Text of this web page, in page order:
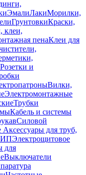
ЭмалиЛакиМорилки,
ГрунтовкиКраски,
клеи,
пенаКлеи для
Розетки и
Вилки,
Электромонтажные
Трубки
Кабель и системы
Силовой
Аксессуары для труб,
Электрощитовое
для
Выключатели